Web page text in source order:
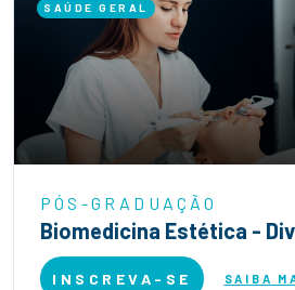
SAÚDE GERAL
PÓS-GRADUAÇÃO
Biomedicina Estética -
INSCREVA-SE SAIBA